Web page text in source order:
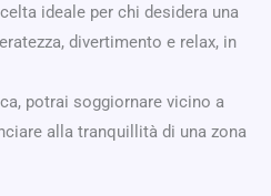
ideale per chi desidera una
divertimento e relax, in
potrai soggiornare vicino a
alla tranquillità di una zona